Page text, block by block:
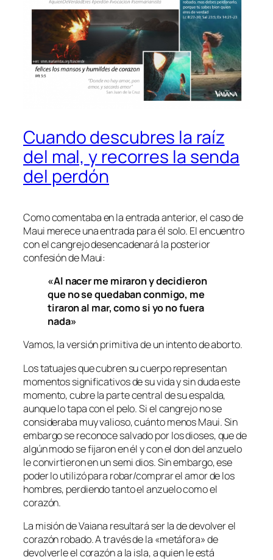
Cuando descubres la raíz
del mal, y recorres la senda
del perdón
Como comentaba en la entrada anterior, el caso de
Maui merece una entrada para él solo. El encuentro
con el cangrejo desencadenará la posterior
confesión de Maui:
«Al nacer me miraron y decidieron
que no se quedaban conmigo, me
tiraron al mar, como si yo no fuera
nada»
Vamos, la versión primitiva de un intento de aborto.
Los tatuajes que cubren su cuerpo representan
momentos significativos de su vida y sin duda este
momento, cubre la parte central de su espalda,
aunque lo tapa con el pelo. Si el cangrejo no se
consideraba muy valioso, cuánto menos Maui. Sin
embargo se reconoce salvado por los dioses, que de
algún modo se fijaron en él y con el don del anzuelo
le convirtieron en un semi dios. Sin embargo, ese
poder lo utilizó para robar/comprar el amor de los
hombres, perdiendo tanto el anzuelo como el
corazón.
La misión de Vaiana resultará ser la de devolver el
corazón robado. A través de la «metáfora» de
devolverle el corazón a la isla, a quien le está